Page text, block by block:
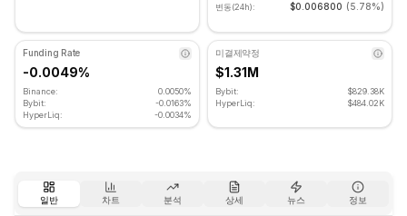
변동(24h): $0.006800 (5.78%)
Funding Rate
-0.0049%
Binance:
0.0050%
Bybit:
-0.0163%
HyperLiq:
-0.0034%
미결제약정
$1.31M
Bybit:
$829.38K
HyperLiq:
$484.02K
일반 차트 분석 상세 뉴스 정보